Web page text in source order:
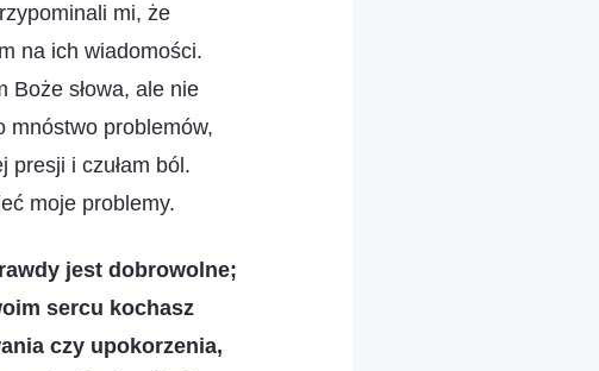
mi, że
na ich wiadomości.
Boże słowa, ale nie
mnóstwo problemów,
presji i czułam ból.
moje problemy.
jest dobrowolne;
sercu kochasz
czy upokorzenia,